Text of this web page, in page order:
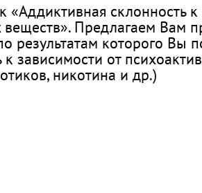
«Аддиктивная склонность
веществ». Предлагаем Вам
результатам которого Вы
к зависимости от
никотина и др.)